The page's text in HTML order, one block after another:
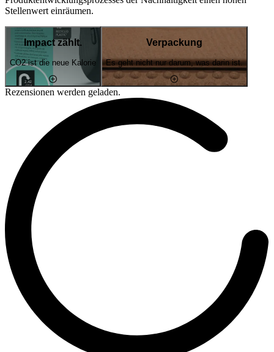
Stellenwert einräumen.
Impact zählt.
CO2 ist die neue Kalorie
Verpackung
Es geht nicht nur darum, was darin ist.
Rezensionen werden geladen.